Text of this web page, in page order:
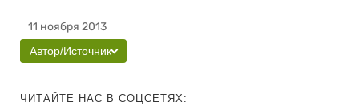
11 ноября 2013
Автор/Источник
ЧИТАЙТЕ НАС В СОЦСЕТЯХ: